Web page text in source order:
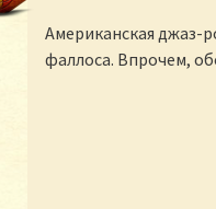
Американская джаз-
фаллоса. Впрочем,